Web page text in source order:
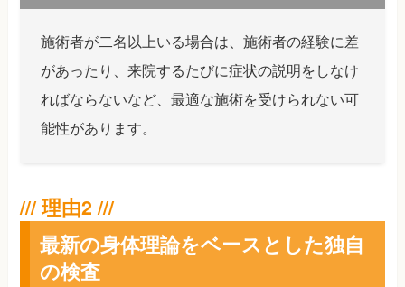
施術者が二名以上いる場合は、施術者の経験に差
があったり、来院するたびに症状の説明をしなけ
ればならないなど、最適な施術を受けられない可
能性があります。
最新の身体理論をベースとした独自
の検査